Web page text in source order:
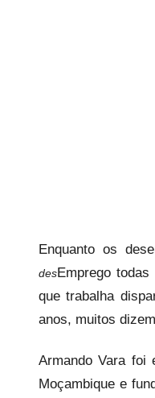
Enquanto os
desEmprego
que trabalha
anos, muitos
Armando Vara foi
Moçambique e